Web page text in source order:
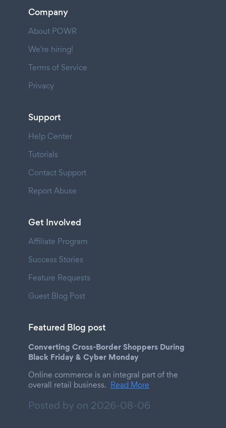
Company
About POWR
We're hiring!
Terms of Service
Privacy
Support
Help Center
Tutorials
Contact Support
Report Abuse
Get Involved
Affiliate Program
Success Stories
Feature Requests
Guest Blog Post
Featured Blog post
Converting Cross-Border Shoppers During
Black Friday & Cyber Monday
Online commerce is an integral part of the
overall retail business. Read More
Posted by on 2026-08-06